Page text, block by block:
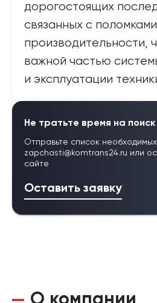
дорогостоящих
связанных с
производительности,
важной частью
и эксплуатации
Не тратьте время на поиск
Отправьте список
zapchasti@komtrans24.ru или
сайте
Оставить заявку